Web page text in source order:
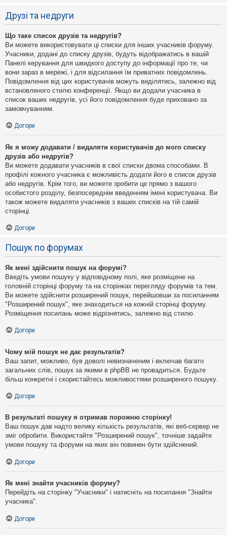
Друзі та недруги
Що таке список друзів та недругів?
Ви можете використовувати ці списки для інших учасників форуму.
Учасники, додані до списку друзів, будуть відображатись в вашій
Панелі керування для швидкого доступу до інформації про те, чи
вони зараз в мережі, і для відсилання їм приватних повідомлень.
Повідомлення від цих користувачів можуть виділятись, залежно від
встановленого стилю конференції. Якщо ви додали учасника в
список ваших недругів, усі його повідомлення буде приховано за
замовчуванням.
Догори
Як я можу додавати / видаляти користувачів до мого списку
друзів або недругів?
Ви можете додавати учасників в свої списки двома способами. В
профілі кожного учасника є можливість додати його в список друзів
або недругів. Крім того, ви можете зробити це прямо з вашого
особистого розділу, безпосереднім введенням імені користувача. Ви
також можете видаляти учасників з ваших списків на тій самій
сторінці.
Догори
Пошук по форумах
Як мені здійснити пошук на форумі?
Введіть умови пошуку у відповідному полі, яке розміщене на
головній сторінці форуму та на сторінках перегляду форумів та тем.
Ви можете здійснити розширений пошук, перейшовши за посиланням
"Розширений пошук", яке знаходиться на кожній сторінці форуму.
Розміщення посилань може відрізнятись, залежно від стилю.
Догори
Чому мій пошук не дає результатів?
Ваш запит, можливо, був доволі невизначеним і включав багато
загальних слів, пошук за якими в phpBB не провадиться. Будьте
більш конкретні і скористайтесь можливостями розширеного пошуку.
Догори
В результаті пошуку я отримав порожню сторінку!
Ваш пошук дав надто велику кількість результатів, які веб-сервер не
зміг обробити. Використайте "Розширений пошук", точніше задайте
умови пошуку та форуми на яких він повинен бути здійснений.
Догори
Як мені знайти учасників форуму?
Перейдіть на сторінку "Учасники" і натисніть на посилання "Знайти
учасника".
Догори